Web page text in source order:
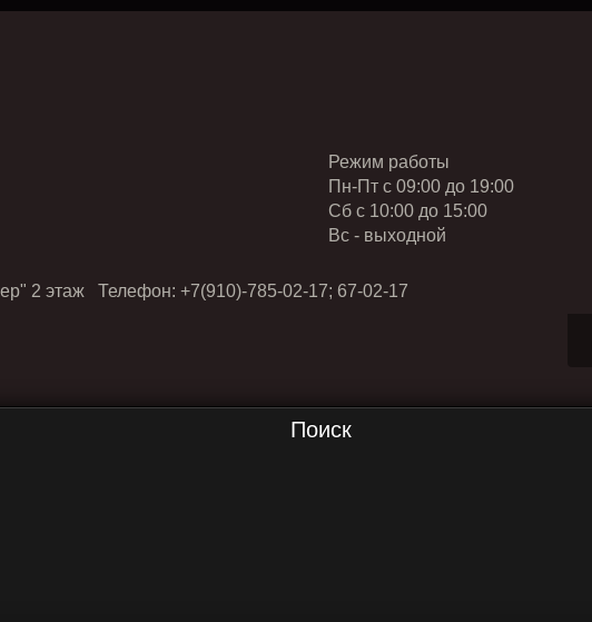
Режим работы
Пн-Пт с 09:00 до 19:00
Cб с 10:00 до 15:00
Вс - выходной
2 этаж Телефон: +7(910)-785-02-17; 67-02-17
Поиск